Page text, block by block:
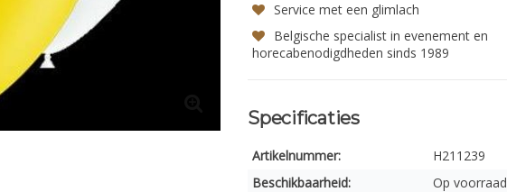
Service met een glimlach
Belgische specialist in evenement en
horecabenodigdheden sinds 1989
Specificaties
Artikelnummer:
H211239
Beschikbaarheid:
Op voorraad